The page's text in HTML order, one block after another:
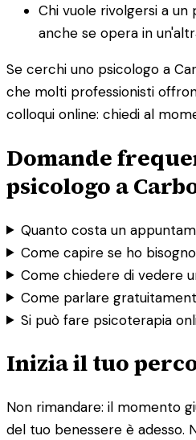
Chi vuole rivolgersi a
anche se opera in
Se cerchi uno psicologo a
che molti professionisti
colloqui online: chiedi al
Domande
psicologo a
Quanto costa un
Come capire se ho
Come chiedere di vedere
Come parlare
Si può fare psicoterapia
Inizia il tuo
Non rimandare: il momento
del tuo benessere è adesso.